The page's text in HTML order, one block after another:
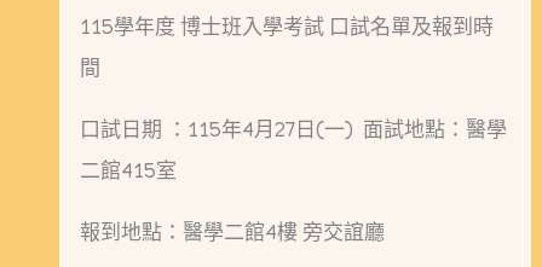
115學年度 博士班入學考試 口試名單及報到時
間
口試日期 ：115年4月27日(一) 面試地點：醫學
二館415室
報到地點：醫學二館4樓 旁交誼廳